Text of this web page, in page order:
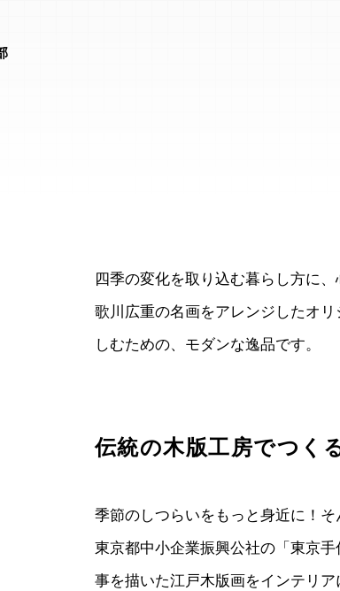
四季の変化を取り込む暮らし方に
歌川広重の名画をアレンジしたオ
しむための、モダンな逸品です。
伝統の木版工房でつく
季節のしつらいをもっと身近に！そ
東京都中小企業振興公社の「東京
事を描いた江戸木版画をインテリ